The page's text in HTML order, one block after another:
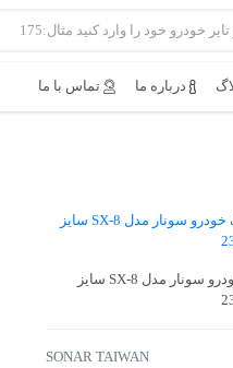
درباره ما تماس با ما
لاستیک خودرو سونار مدل SX-8 سایز
SONAR TAIWAN